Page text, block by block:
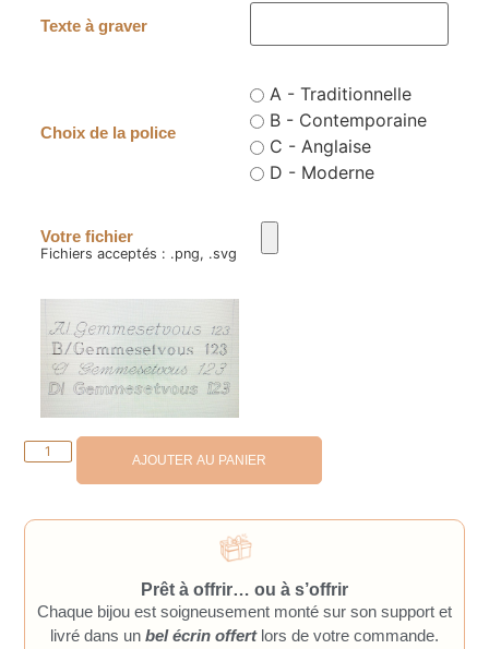
Texte à graver
Choix de la police
A - Traditionnelle
B - Contemporaine
C - Anglaise
D - Moderne
Votre fichier
Fichiers acceptés : .png, .svg
AJOUTER AU PANIER
Prêt à offrir… ou à s’offrir
Chaque bijou est soigneusement monté sur son support et
livré dans un bel écrin offertlors de votre commande.